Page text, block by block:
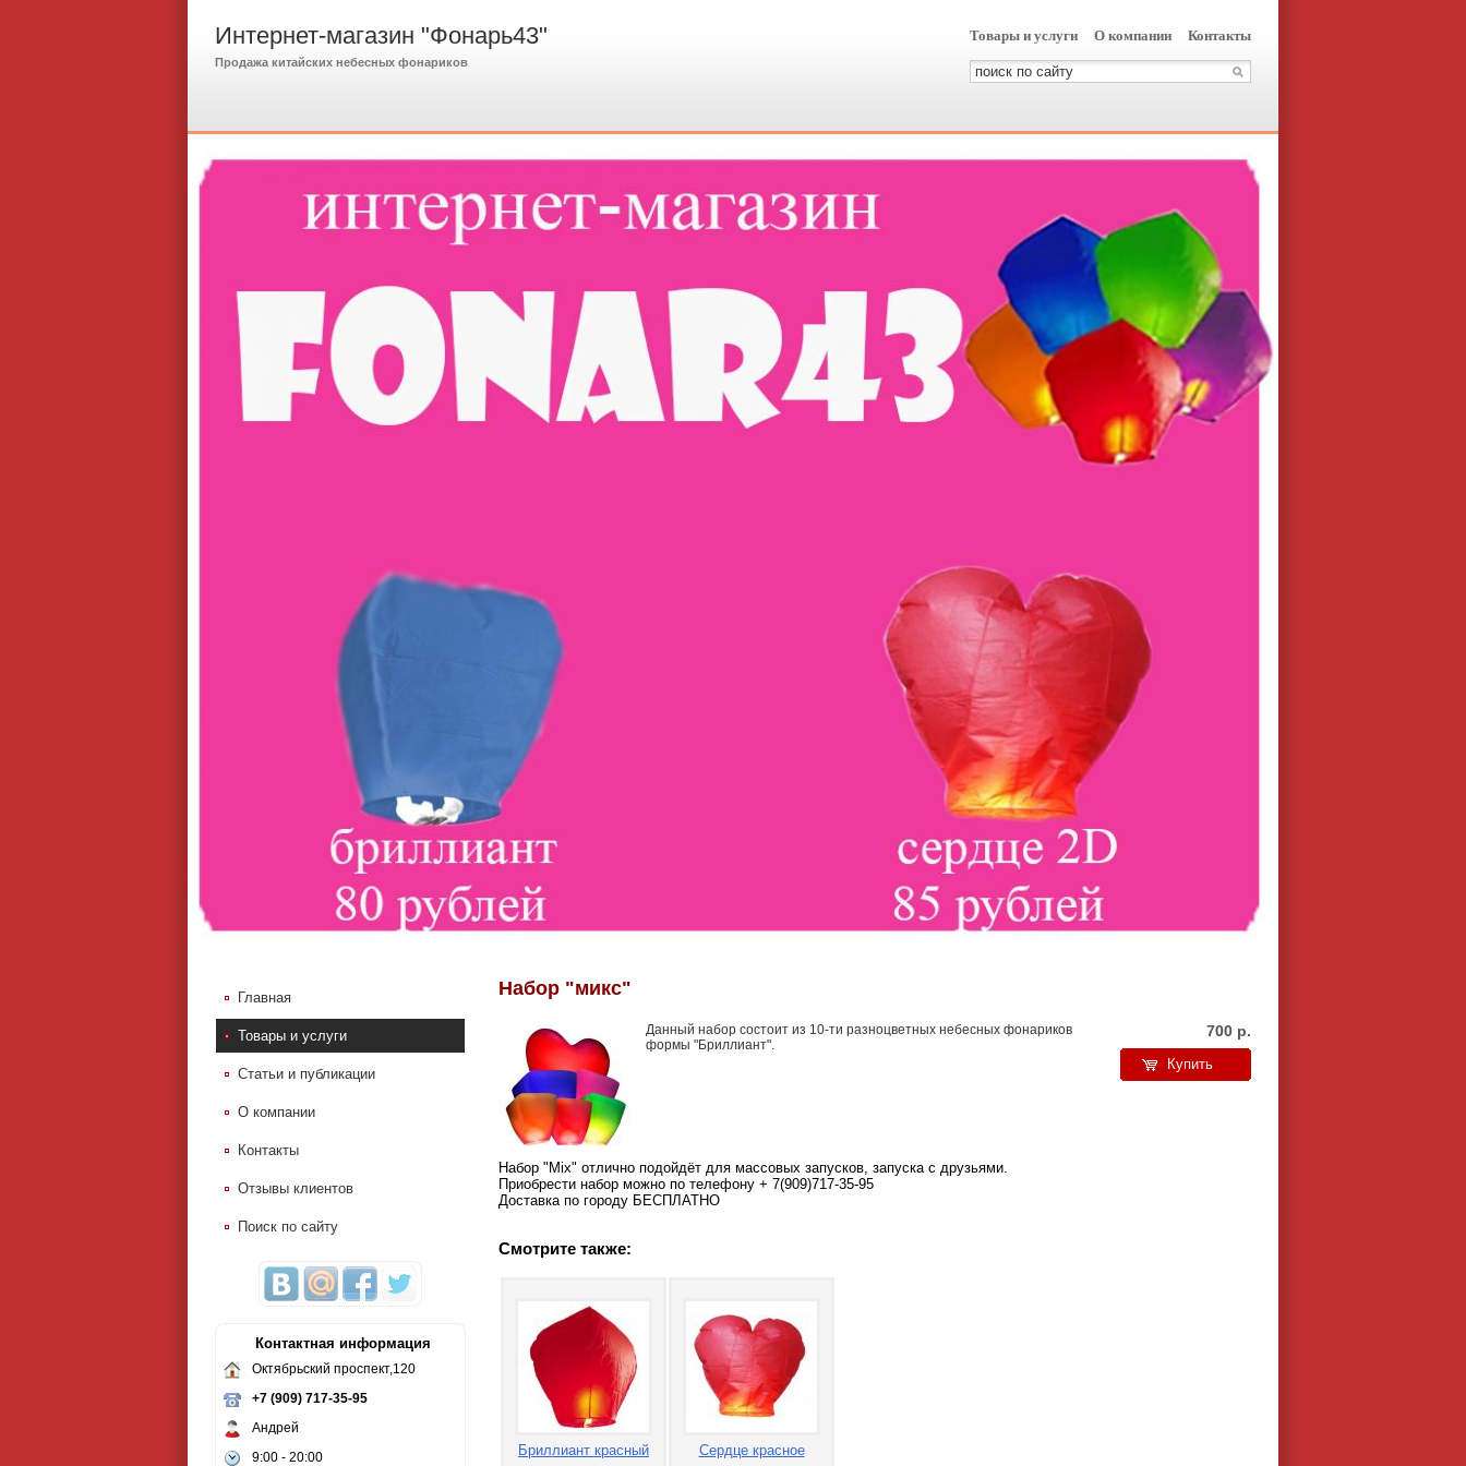
Интернет-магазин "Фонарь43"
Продажа китайских небесных фонариков
Товары и услуги О компании Контакты
Набор "микс"
Данный набор состоит из 10-ти разноцветных небесных фонариков
формы "Бриллиант".
700 р.
Купить
Набор "Mix" отлично подойдёт для массовых запусков, запуска с друзьями.
Приобрести набор можно по телефону + 7(909)717-35-95
Доставка по городу БЕСПЛАТНО
Смотрите также:
Бриллиант красный Сердце красное
Главная
Товары и услуги
Статьи и публикации
О компании
Контакты
Отзывы клиентов
Поиск по сайту
Контактная информация
Октябрьский проспект,120
+7 (909) 717-35-95
Андрей
9:00 - 20:00